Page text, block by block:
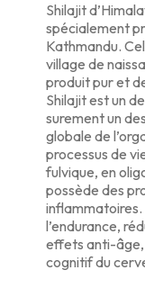
Shilajit
spécialement
Kathmandu.
village de
produit pur et
Shilajit est un
surement un
globale de
processus de
fulvique, en
possède des
inflammatoires.
l’endurance,
effets anti-
cognitif du